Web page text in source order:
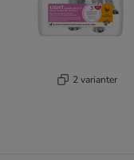
2 varianter